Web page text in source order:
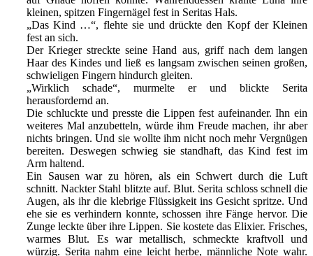
kleinen, spitzen Fingernägel fest in Seritas Hals.
„Das Kind …“, flehte sie und drückte den Kopf der Kleinen
fest an sich.
Der Krieger streckte seine Hand aus, griff nach dem langen
Haar des Kindes und ließ es langsam zwischen seinen großen,
schwieligen Fingern hindurch gleiten.
„Wirklich schade“, murmelte er und blickte Serita
herausfordernd an.
Die schluckte und presste die Lippen fest aufeinander. Ihn ein
weiteres Mal anzubetteln, würde ihm Freude machen, ihr aber
nichts bringen. Und sie wollte ihm nicht noch mehr Vergnügen
bereiten. Deswegen schwieg sie standhaft, das Kind fest im
Arm haltend.
Ein Sausen war zu hören, als ein Schwert durch die Luft
schnitt. Nackter Stahl blitzte auf. Blut. Serita schloss schnell die
Augen, als ihr die klebrige Flüssigkeit ins Gesicht spritze. Und
ehe sie es verhindern konnte, schossen ihre Fänge hervor. Die
Zunge leckte über ihre Lippen. Sie kostete das Elixier. Frisches,
warmes Blut. Es war metallisch, schmeckte kraftvoll und
würzig. Serita nahm eine leicht herbe, männliche Note wahr.